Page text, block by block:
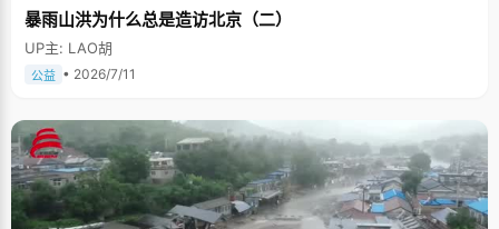
暴雨山洪为什么总是造访北京（二）
UP主: LAO胡
公益 • 2026/7/11